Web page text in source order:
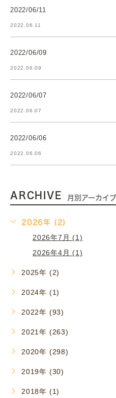
2022/06/11
2022.06.11
2022/06/09
2022.06.09
2022/06/07
2022.06.07
2022/06/06
2022.06.06
ARCHIVE 月別アーカイブ
2026年 (2)
2026年7月 (1)
2026年4月 (1)
2025年 (2)
2024年 (1)
2022年 (93)
2021年 (263)
2020年 (298)
2019年 (30)
2018年 (1)